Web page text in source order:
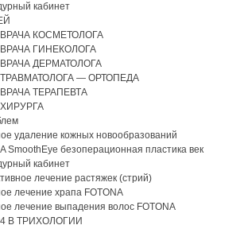
кабинет
ВРАЧА КОСМЕТОЛОГА
ВРАЧА ГИНЕКОЛОГА
ДЕРМАТОЛОГА
ТРАВМАТОЛОГА — ОРТОПЕДА
ТЕРАПЕВТА
удаление кожных новообразований
SmoothEye безоперационная пластика век
кабинет
лечение растяжек (стрий)
лечение храпа FOTONA
лечение выпадения волос FOTONA
В ТРИХОЛОГИИ